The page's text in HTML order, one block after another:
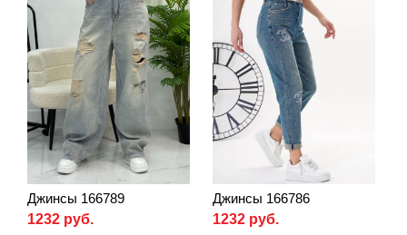
Джинсы 166789
1232 руб.
Джинсы 166786
1232 руб.